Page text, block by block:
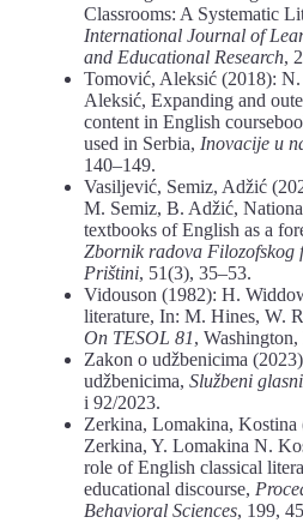
Classrooms: A Systematic
International Journal of
and Educational Research,
Tomović, Aleksić (2018):
Aleksić, Expanding and
content in English
used in Serbia, Inovacije u
140–149.
Vasiljević, Semiz, Adžić
M. Semiz, B. Adžić,
textbooks of English as a
Zbornik radova Filozofskog
Prištini, 51(3), 35–53.
Vidouson (1982): H.
literature, In: M. Hines, W.
On TESOL 81,
Zakon o udžbenicima
udžbenicima, Službeni
i 92/2023.
Zerkina, Lomakina, Kostina
Zerkina, Y. Lomakina N.
role of English classical
educational discourse,
Behavioral Sciences, 199,